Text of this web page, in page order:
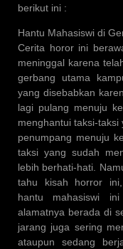
berikut ini :
Hantu Mahasiswi di
Cerita horor ini
meninggal karena
gerbang utama
yang disebabkan
lagi pulang menuju
menghantui taksi-
penumpang menuju
taksi yang sudah
lebih berhati-hati.
tahu kisah horror
hantu mahasiswi
alamatnya berada di
jarang juga sering
ataupun sedang